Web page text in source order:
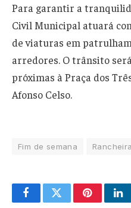
Para garantir a
Civil Municipal atuará
de viaturas em
arredores. O trânsito
próximas à Praça dos
Afonso Celso.
Fim de semana
FacebookTwitterPinterest